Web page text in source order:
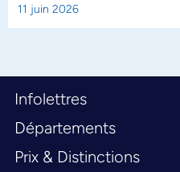
11 juin 2026
Infolettres
Départements
Prix & Distinctions